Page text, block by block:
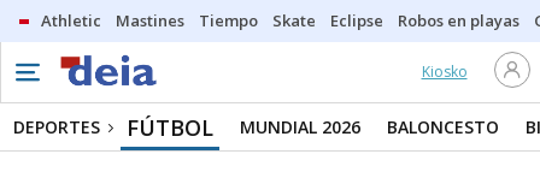
Athletic Mastines Tiempo Skate Eclipse Robos en playas
Kiosko
DEPORTES FÚTBOL MUNDIAL 2026 BALONCESTO